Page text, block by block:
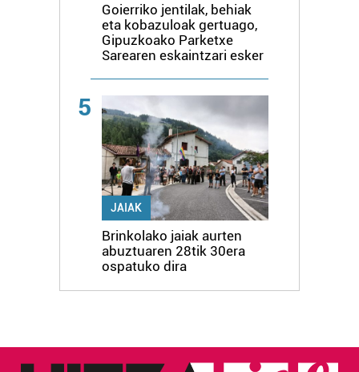
Goierriko jentilak, behiak
eta kobazuloak gertuago,
Gipuzkoako Parketxe
Sarearen eskaintzari esker
5
JAIAK
Brinkolako jaiak aurten
abuztuaren 28tik 30era
ospatuko dira